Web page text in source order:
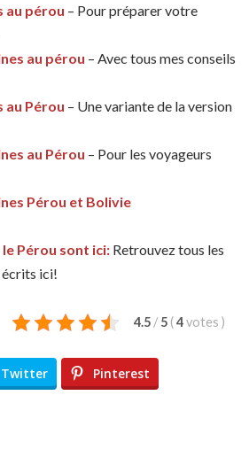
au pérou – Pour préparer votre
au pérou – Avec tous mes conseils
au Pérou – Une variante de la version
au Pérou – Pour les voyageurs
Pérou et Bolivie
Pérou sont ici: Retrouvez tous les
écrits ici!
4.5 / 5 (4votes )
Twitter Pinterest